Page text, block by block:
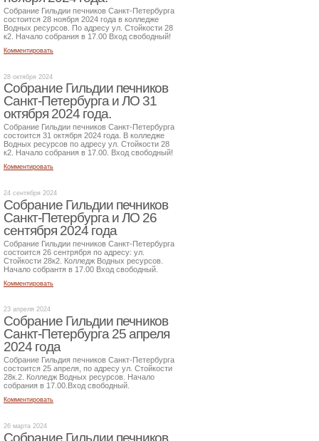
Собрание Гильдии печников Санкт-Петербурга
состоится 28 ноября 2024 года в колледже
Водных ресурсов. По адресу ул. Стойкости 28
к2. Начало собрания в 17.00 Вход свободный!
Комментировать
28 октября 2024
Собрание Гильдии печников
Санкт-Петербурга и ЛО 31
октября 2024 года.
Собрание Гильдии печников Санкт-Петербурга
состоится 31 октября 2024 года. В колледже
Водных ресурсов по адресу ул. Стойкости 28
к2. Начало собрания в 17.00. Вход свободный!
Комментировать
24 сентября 2024
Собрание Гильдии печников
Санкт-Петербурга и ЛО 26
сентября 2024 года
Собрание Гильдии печников Санкт-Петербурга
состоится 26 сентрября по адресу: ул.
Стойкости 28к2. Колледж Водных ресурсов.
Начало собрантя в 17.00 Вход свободный.
Комментировать
23 апреля 2024
Собрание Гильдии печников
Санкт-Петербурга 25 апреля
2024 года
Собрание Гильдия печников Санкт-Петербурга
состоится 25 апреля, по адресу ул. Стойкости
28к.2. Колледж Водных ресурсов. Начало
собрания в 17.00.Вход свободный.
Комментировать
26 марта 2024
Собрание Гильдии печников